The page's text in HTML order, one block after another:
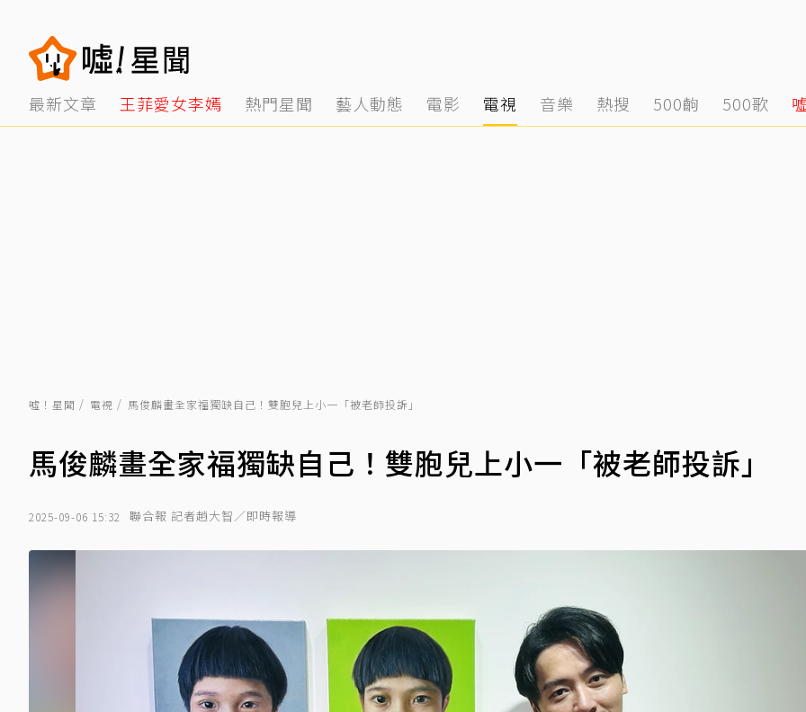
最新文章 王菲愛女李嫣 熱門星聞 藝人動態 電影 電視 音樂 熱搜 500齣 500歌
噓！星聞 電視 馬俊麟畫全家福獨缺自己！雙胞兒上小一「被老師投訴」
馬俊麟畫全家福獨缺自己！雙胞兒上小一「被老師投訴」
2025-09-06 15:32 聯合報 記者趙大智／即時報導